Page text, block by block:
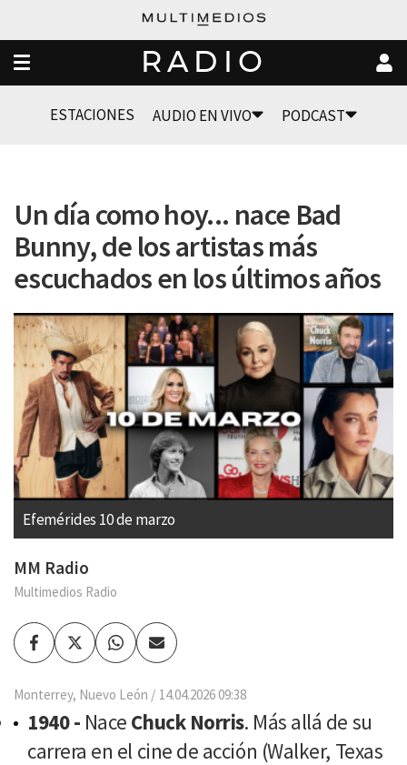
RADIO
ESTACIONES AUDIO EN VIVO PODCAST
Un día como hoy... nace Bad
Bunny, de los artistas más
escuchados en los últimos años
Efemérides 10 de marzo
MM Radio
Multimedios Radio
FacebookTwitterWhatsapp
Enviar
por
Monterrey, Nuevo León 14.04.2026 09:38
1940 - Nace Chuck Norris. Más allá de su
carrera en el cine de acción (Walker, Texas